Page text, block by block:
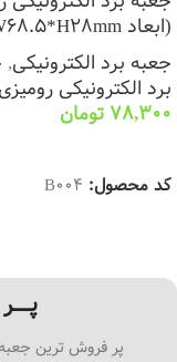
(ابعاد L92*W68.5*H28mm)
جعبه برد الکترونیکی,
برد الکترونیکی رومیزی
78,300 تومان
کد محصول: B004
پر فروش ترین جعبه